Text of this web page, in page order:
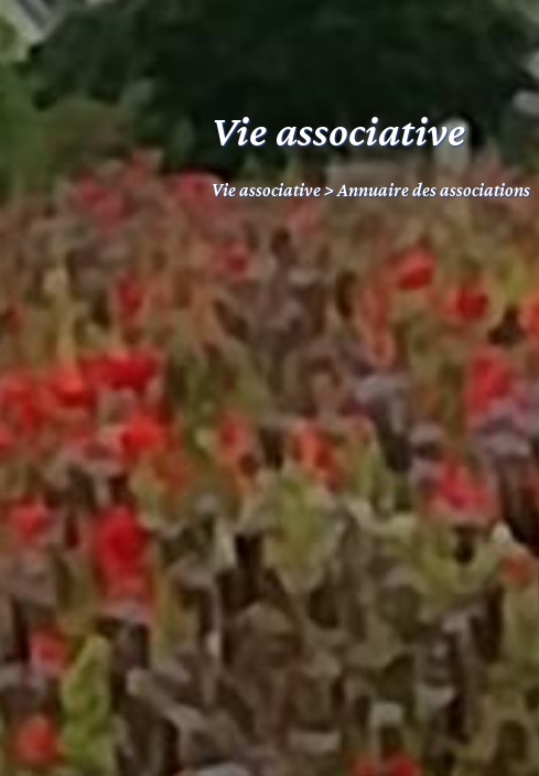
Vie associative
Vie associative>Annuaire des associations